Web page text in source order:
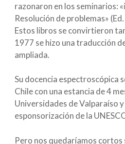
razonaron en los seminarios:
Resolución de problemas»
Estos libros se convirtieron
1977 se hizo una traducción
ampliada.
Su docencia espectroscópica
Chile con una estancia de 4
Universidades de Valparaíso
esponsorización de la
Pero nos quedaríamos cortos